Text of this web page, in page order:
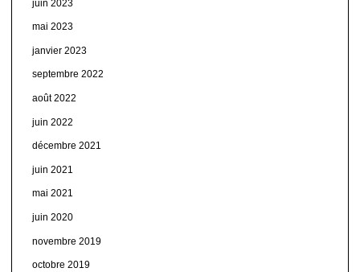
juin 2023
mai 2023
janvier 2023
septembre 2022
août 2022
juin 2022
décembre 2021
juin 2021
mai 2021
juin 2020
novembre 2019
octobre 2019